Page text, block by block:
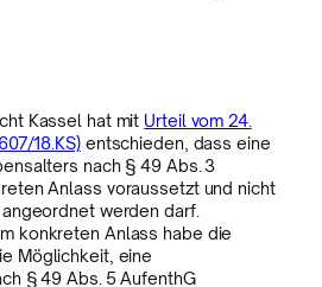
Kassel hat mit Urteil vom 24.
18.KS)entschieden, dass eine
nach § 49 Abs. 3
Anlass voraussetzt und nicht
werden darf.
konkreten Anlass habe die
Möglichkeit, eine
§ 49 Abs. 5 AufenthG